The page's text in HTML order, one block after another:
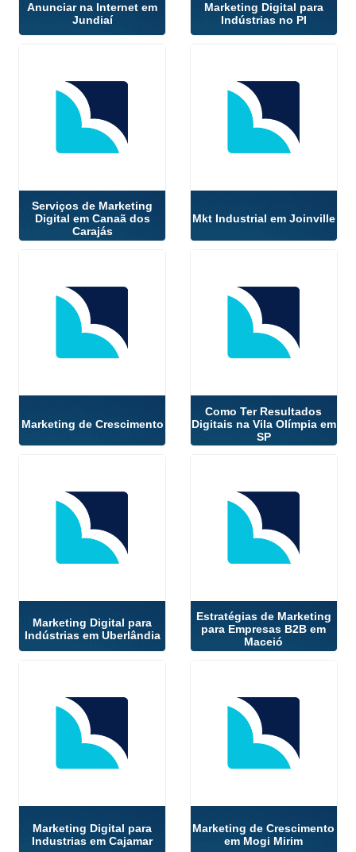
Anunciar na Internet em
Jundiaí
Marketing Digital para
Indústrias no PI
Serviços de Marketing
Digital em Canaã dos
Carajás
Mkt Industrial em Joinville
Marketing de Crescimento
Como Ter Resultados
Digitais na Vila Olímpia em
SP
Marketing Digital para
Indústrias em Uberlândia
Estratégias de Marketing
para Empresas B2B em
Maceió
Marketing Digital para
Industrias em Cajamar
Marketing de Crescimento
em Mogi Mirim